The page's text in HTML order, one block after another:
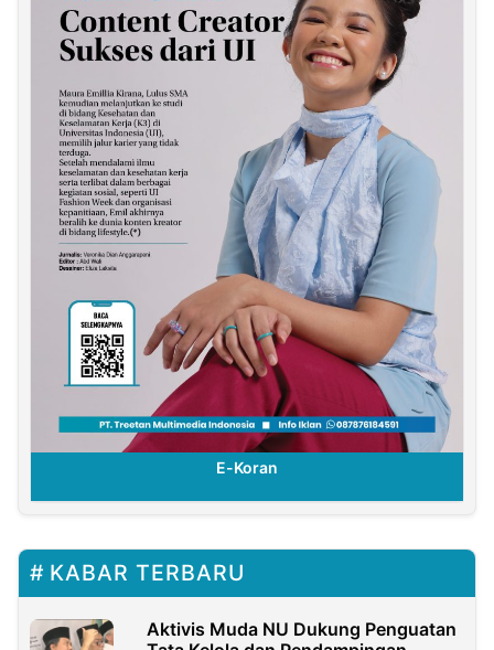
E-Koran
KABAR TERBARU
Aktivis Muda NU Dukung Penguatan